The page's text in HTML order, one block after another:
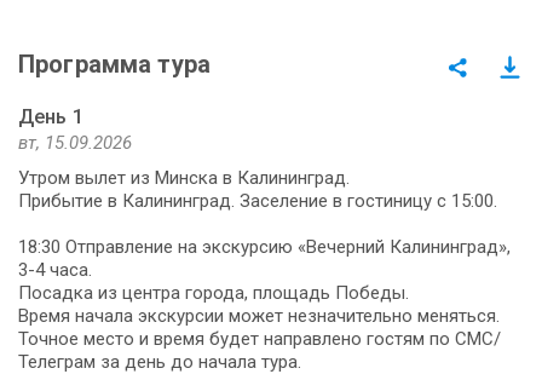
Программа тура
День 1
вт, 15.09.2026
Утром вылет из Минска в Калининград.
Прибытие в Калининград. Заселение в гостиницу с 15:00.
18:30 Отправление на экскурсию «Вечерний Калининград»,
3-4 часа.
Посадка из центра города, площадь Победы.
Время начала экскурсии может незначительно меняться.
Точное место и время будет направлено гостям по СМС/
Телеграм за день до начала тура.